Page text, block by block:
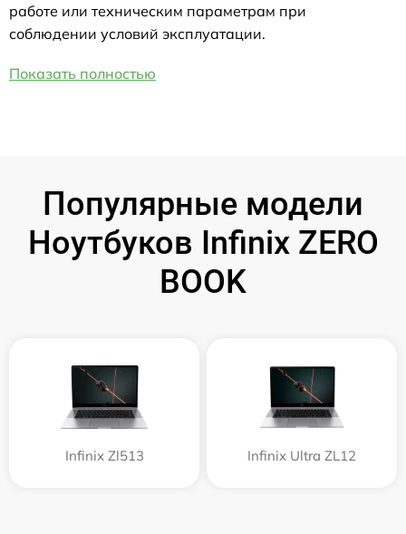
работе или техническим параметрам при
соблюдении условий эксплуатации.
Показать полностью
Популярные модели
Ноутбуков Infinix ZERO
BOOK
Infinix Zl513 Infinix Ultra ZL12